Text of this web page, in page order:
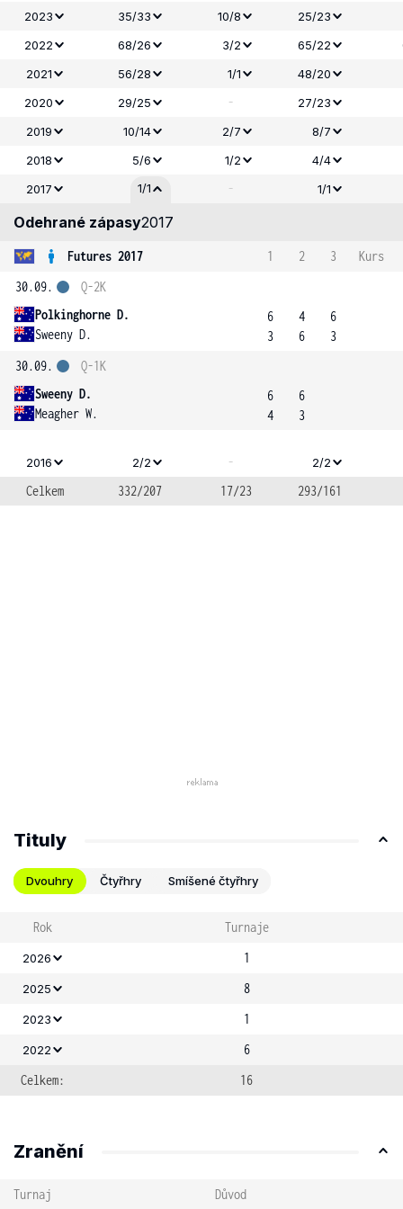
2023 35/33 10/8
25/23
2022
68/26 3/2 65/22
2021
56/28 1/1 48/20
2020
29/25 -
27/23
2019
10/14 2/7
8/7
2018
5/6 1/2
4/4
2017
1/1 - 1/1
Odehrané zápasy2017
Futures 2017 1 2 3
Kurs
30.09.
Polkinghorne D.
Sweeny D.
Q-2K
6
3
4
6
6
3
30.09.
Sweeny D.
Meagher W.
Q-1K
6
4
6
3
2016 2/2 - 2/2
Celkem 332/207 17/23 293/161
Tituly
Dvouhry Čtyřhry Smíšené čtyřhry
Rok Turnaje
2026 1
2025 8
2023 1
2022
6
Celkem:
16
Zranění
Turnaj Důvod